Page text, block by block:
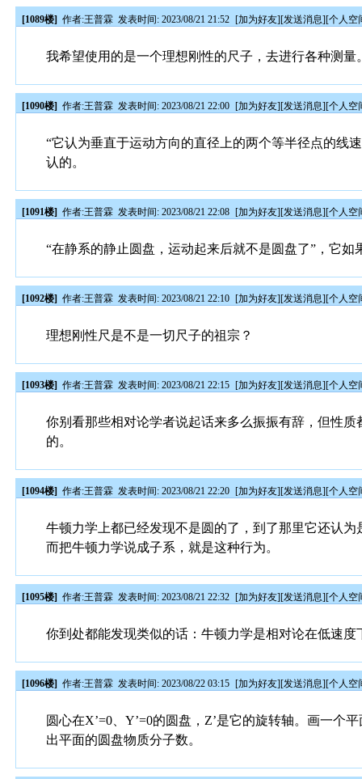
[1089楼] 作者:王普霖 发表时间: 2023/08/21 21:52 [加为好友][发送消息][个人空
我希望使用的是一个理想刚性的尺子，去进行各种测量
[1090楼] 作者:王普霖 发表时间: 2023/08/21 22:00 [加为好友][发送消息][个人空
“它认为垂直于运动方向的直径上的两个等半径点的线
认的。
[1091楼] 作者:王普霖 发表时间: 2023/08/21 22:08 [加为好友][发送消息][个人空
“在静系的静止圆盘，运动起来后就不是圆盘了”，它
[1092楼] 作者:王普霖 发表时间: 2023/08/21 22:10 [加为好友][发送消息][个人空
理想刚性尺是不是一切尺子的祖宗？
[1093楼] 作者:王普霖 发表时间: 2023/08/21 22:15 [加为好友][发送消息][个人空
你别看那些相对论学者说起话来多么振振有辞，但性
的。
[1094楼] 作者:王普霖 发表时间: 2023/08/21 22:20 [加为好友][发送消息][个人空
牛顿力学上都已经发现不是圆的了，到了那里它还认
而把牛顿力学说成子系，就是这种行为。
[1095楼] 作者:王普霖 发表时间: 2023/08/21 22:32 [加为好友][发送消息][个人空
你到处都能发现类似的话：牛顿力学是相对论在低速度
[1096楼] 作者:王普霖 发表时间: 2023/08/22 03:15 [加为好友][发送消息][个人空
圆心在X’=0、Y’=0的圆盘，Z’是它的旋转轴。画一个
出平面的圆盘物质分子数。